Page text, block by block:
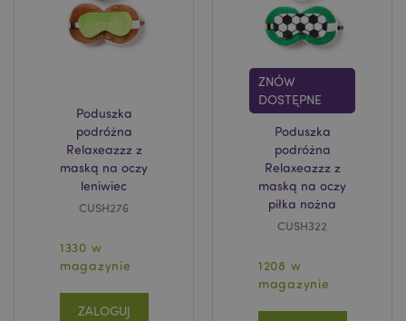
Poduszka
podróżna
Relaxeazzz z
maską na oczy
leniwiec
CUSH276
1330 w
magazynie
ZALOGUJ
ZNÓW
DOSTĘPNE
Poduszka
podróżna
Relaxeazzz z
maską na oczy
piłka nożna
CUSH322
1208 w
magazynie